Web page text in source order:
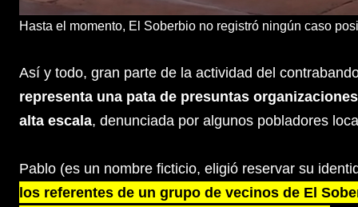
Hasta el momento, El Soberbio no registró ningún caso
Así y todo, gran parte de la actividad del
representa una pata de presuntas
alta escala, denunciada por algunos pobladores
Pablo (es un nombre ficticio, eligió reservar su
los referentes de un grupo de vecinos de El